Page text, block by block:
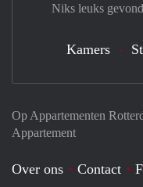
Op Appartementen
Appartement
Over ons Contact
Niks leuks
Kamers